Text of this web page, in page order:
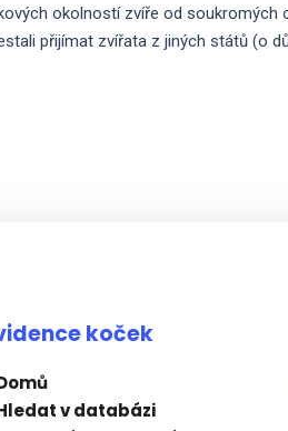
okolností zvíře od soukromých
přijímat zvířata z jiných států (o
koček
v databázi